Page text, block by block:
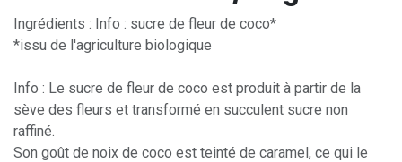
Ingrédients : Info : sucre de fleur de coco*
*issu de l'agriculture biologique
Info : Le sucre de fleur de coco est produit à partir de la
sève des fleurs et transformé en succulent sucre non
raffiné.
Son goût de noix de coco est teinté de caramel, ce qui le